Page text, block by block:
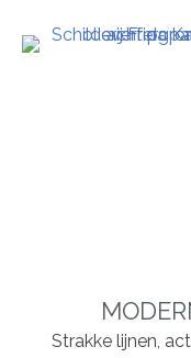
Strakke lijnen,